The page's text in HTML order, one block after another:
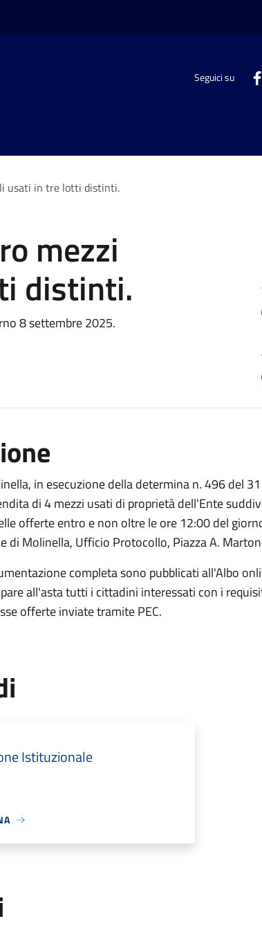
Seguici su
usati in tre lotti distinti.
mezzi
distinti.
8 settembre 2025.
in esecuzione della determina n. 496 del
di 4 mezzi usati di proprietà dell'Ente
offerte entro e non oltre le ore 12:00 del
di Molinella, Ufficio Protocollo, Piazza A.
completa sono pubblicati all'Albo
all'asta tutti i cittadini interessati con i
offerte inviate tramite PEC.
Istituzionale